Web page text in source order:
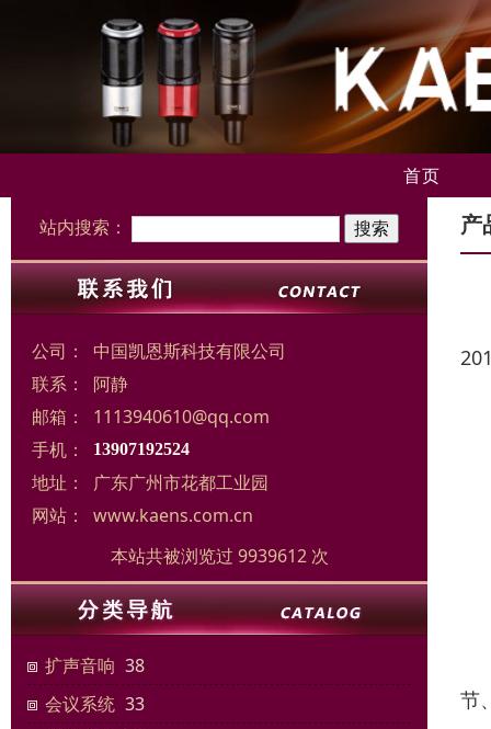
首页
站内搜索：
公司：
中国凯恩斯科技有限公司
联系：
阿静
邮箱：
1113940610@qq.com
手机：
13907192524
地址：
广东广州市花都工业园
网站：
www.kaens.com.cn
本站共被浏览过 9939612 次
扩声音响 38
会议系统 33
产
节